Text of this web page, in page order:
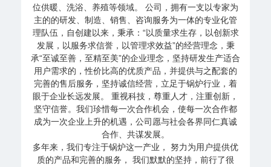
位供暖、洗浴、养殖等领域。 公司，拥有一支以专家为
主的的研发、制造、销售、咨询服务为一体的专业化管
理队伍，自创建以来，秉承：“以质量求生存，以创新求
发展，以服务求信誉，以管理求效益”的经营理念，秉
承“至诚至善，至精至美”的企业理念，坚持研发生产适合
用户需求的，性价比高的优质产品，并提供与之配套的
完善的售后服务，坚持诚信经营，立足于锅炉行业，着
眼于企业长远发展。 重视科技，尊重人才，注重创新，
坚守信誉。我们珍惜每一次合作机会，使每一次合作都
成为一次企业上升的机遇，公司愿与社会各界同仁真诚
合作、共谋发展。
多年来，我们专注于锅炉这一产业， 努力为用户提供优
质的产品和完善的服务， 我们默默的坚持，前行了很